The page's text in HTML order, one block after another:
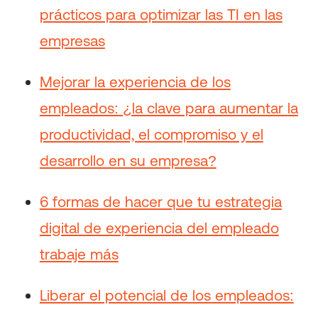
prácticos para optimizar las TI en las
empresas
Mejorar la experiencia de los
empleados: ¿la clave para aumentar la
productividad, el compromiso y el
desarrollo en su empresa?
6 formas de hacer que tu estrategia
digital de experiencia del empleado
trabaje más
Liberar el potencial de los empleados: